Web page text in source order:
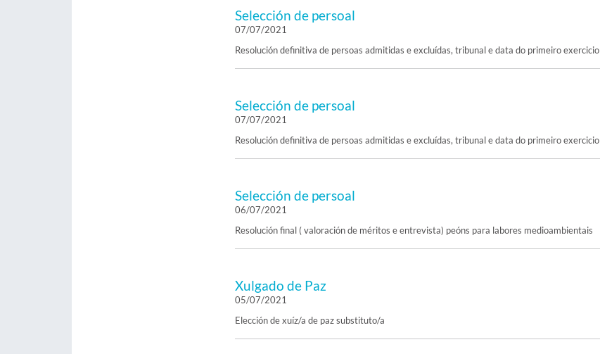
Selección de persoal
07/07/2021
Resolución definitiva de persoas admitidas e excluídas, tribunal e data do primeiro exercicio
Selección de persoal
07/07/2021
Resolución definitiva de persoas admitidas e excluídas, tribunal e data do primeiro exercicio
Selección de persoal
06/07/2021
Resolución final ( valoración de méritos e entrevista) peóns para labores medioambientais
Xulgado de Paz
05/07/2021
Elección de xuíz/a de paz substituto/a